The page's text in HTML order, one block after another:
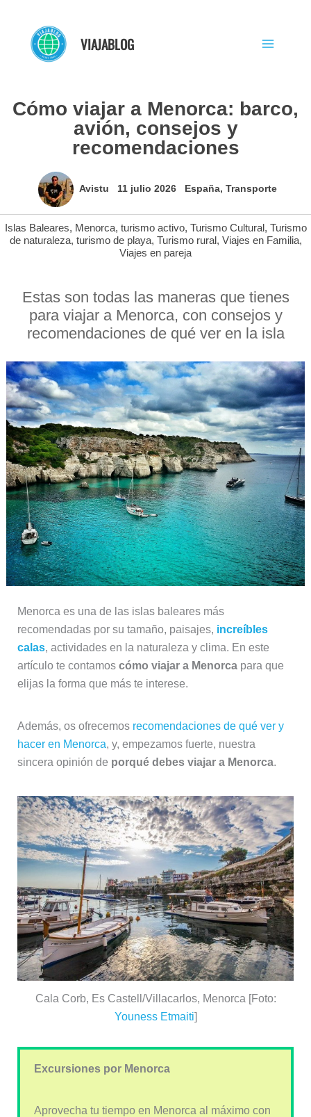
contenido
VIAJABLOG
Cómo viajar a Menorca: barco,
avión, consejos y
recomendaciones
Avistu 11 julio 2026 España, Transporte
Islas Baleares, Menorca, turismo activo, Turismo Cultural, Turismo
de naturaleza, turismo de playa, Turismo rural, Viajes en Familia,
Viajes en pareja
Estas son todas las maneras que tienes
para viajar a Menorca, con consejos y
recomendaciones de qué ver en la isla
Menorca es una de las islas baleares más
recomendadas por su tamaño, paisajes, increíbles
calas, actividades en la naturaleza y clima. En este
artículo te contamos cómo viajar a Menorcapara que
elijas la forma que más te interese.
Además, os ofrecemos recomendaciones de qué ver y
hacer en Menorca, y, empezamos fuerte, nuestra
sincera opinión de porqué debes viajar a Menorca.
Cala Corb, Es Castell/Villacarlos, Menorca [Foto:
Youness Etmaiti]
Excursiones por Menorca
Aprovecha tu tiempo en Menorca al máximo con